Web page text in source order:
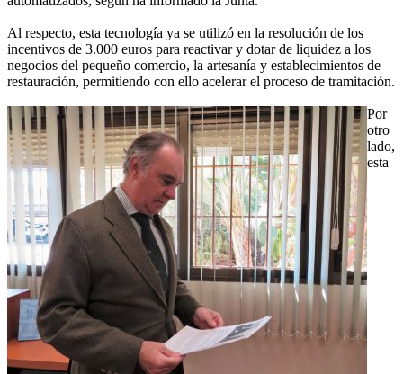
Al respecto, esta tecnología ya se utilizó en la resolución de los
incentivos de 3.000 euros para reactivar y dotar de liquidez a los
negocios del pequeño comercio, la artesanía y establecimientos de
restauración, permitiendo con ello acelerar el proceso de tramitación.
Por
otro
lado,
esta